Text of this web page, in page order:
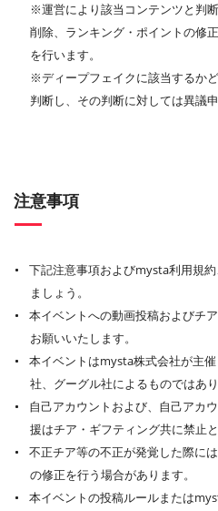
※運営により該当コンテンツと判
削除、ランキング・ポイントの修
を行います。
※ディープフェイクに該当するか
判断し、その判断に対しては異議
注意事項
下記注意事項およびmysta利用規
ましょう。
本イベントへの動画投稿およびチ
お願いいたします。
本イベントはmysta株式会社が主
社、グーグル社によるものではあり
自己アカウントおよび、自己アカ
援はチア・ギフティング共に禁止
不正チア等の不正が発覚した際に
の修正を行う場合があります。
本イベントの投稿ルールまたは